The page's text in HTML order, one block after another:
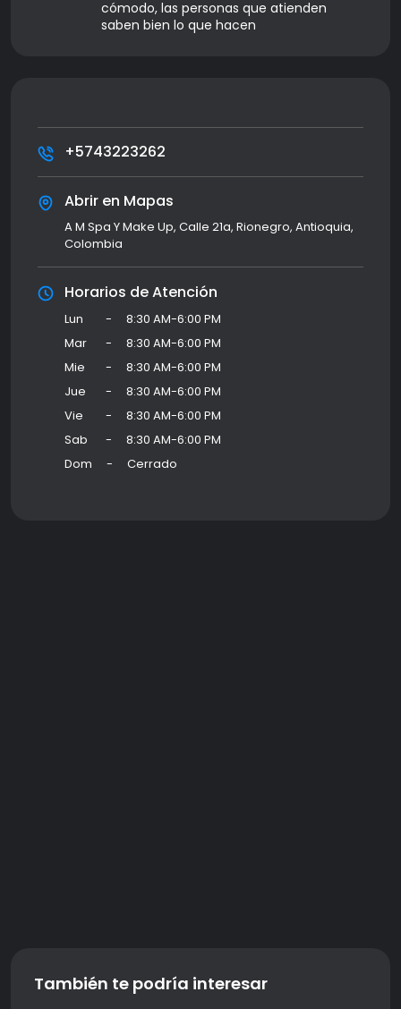
cómodo, las personas que atienden
saben bien lo que hacen
+5743223262
Abrir en Mapas
A M Spa Y Make Up, Calle 21a, Rionegro, Antioquia,
Colombia
Horarios de Atención
Lun -
8:30 AM-6:00 PM
Mar
-
8:30 AM-6:00 PM
Mie
-
8:30 AM-6:00 PM
Jue
-
8:30 AM-6:00 PM
Vie
-
8:30 AM-6:00 PM
Sab
-
8:30 AM-6:00 PM
Dom
- Cerrado
También te podría interesar